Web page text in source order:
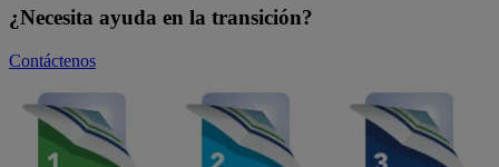
¿Necesita ayuda en la transición?
Contáctenos